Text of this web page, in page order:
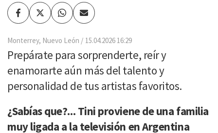
FacebookTwitterWhatsapp
Enviar
por
Monterrey, Nuevo León 15.04.2026 16:29
Prepárate para sorprenderte, reír y
enamorarte aún más del talento y
personalidad de tus artistas favoritos.
¿Sabías que?... Tini proviene de una familia
muy ligada a la televisión en Argentina